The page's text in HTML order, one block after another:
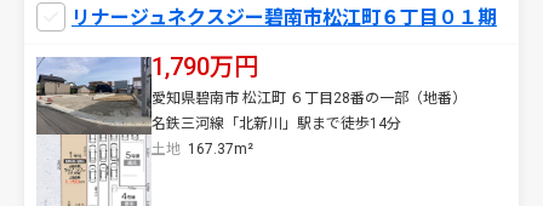
リナージュネクスジー碧南市松江町６丁目０１期
1,790万円
愛知県碧南市 松江町 ６丁目28番の一部（地番）
名鉄三河線「北新川」駅まで徒歩14分
土地 167.37m²